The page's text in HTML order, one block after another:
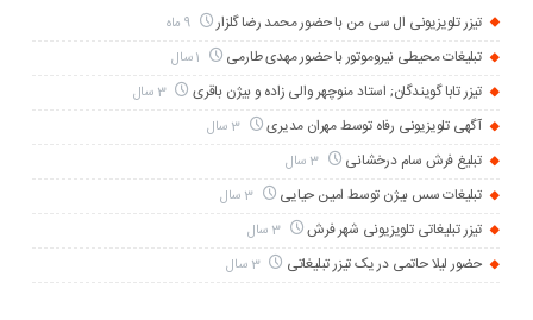
تیزر تلویزیونی ال سی من با حضور محمد رضا گلزار 9 ماه
تبلیغات محیطی نیروموتور با حضور مهدی طارمی
تیزر تابا گویندگان; استاد منوچهر والی زاده و بیژن باقری 3 سال
آگهی تلویزیونی رفاه توسط مهران مدیری 3 سال
تبلیغ فرش سام درخشانی 3 سال
تبلیغات سس بیژن توسط امین حیایی 3 سال
تیزر تبلیغاتی تلویزیونی شهر فرش 3 سال
حضور لیلا حاتمی در یک تیزر تبلیغاتی 3 سال